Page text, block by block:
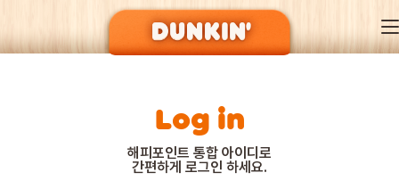
DUNKIN’ OF SEASON
Log in
해피포인트 통합 아이디로
간편하게 로그인 하세요.